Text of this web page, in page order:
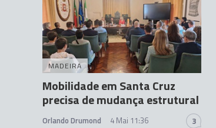
MADEIRA
Mobilidade em Santa Cruz
precisa de mudança estrutural
Orlando Drumond 4 Mai 11:36 3